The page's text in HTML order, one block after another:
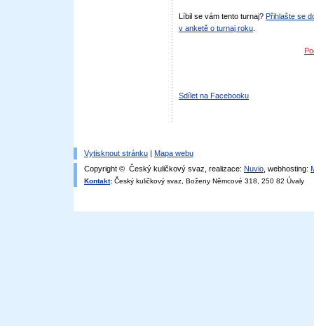
Líbil se vám tento turnaj? Přihlašte se
v anketě o turnaj roku
Sdílet na Facebooku
Vytisknout stránku | Mapa webu
Copyright © Český kuličkový svaz, realizace: Nuvio , webhosting:
Kontakt: Český kuličkový svaz, Boženy Němcové 318, 250 82 Úvaly